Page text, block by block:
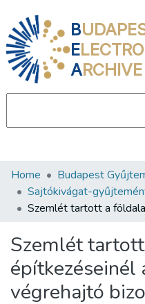
B
E
ARCHIVE
Communities &
All of DSpace
About us
Home Budapest
Sajtókivágat-
Szemlét
építkezéseinél
végrehajtó